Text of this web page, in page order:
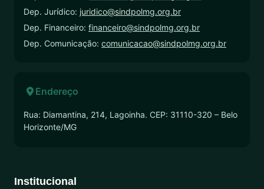
Dep. Jurídico: juridico@sindpolmg.org.br
Dep. Financeiro: financeiro@sindpolmg.org.br
Dep. Comunicação: comunicacao@sindpolmg.org.br
Endereço
Rua: Diamantina, 214, Lagoinha. CEP: 31110-320 – Belo
Horizonte/MG
Institucional